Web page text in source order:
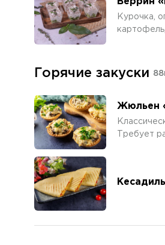
Курочка,
Горячие закуски
Жюльен
Требует